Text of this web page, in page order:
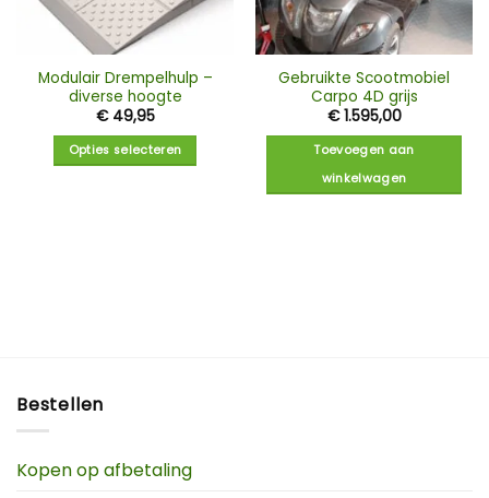
Modulair Drempelhulp –
diverse hoogte
€49,95
Opties selecteren
Gebruikte Scootmobiel
Carpo 4D grijs
€1.595,00
Toevoegen aan
winkelwagen
Bestellen
Kopen op afbetaling